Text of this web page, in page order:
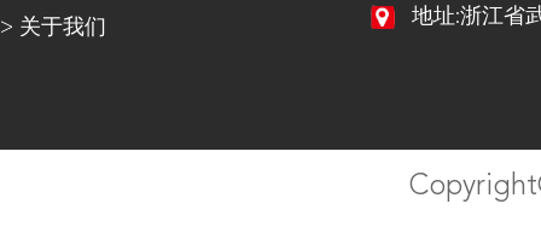
> 关于我们 地址:浙江省